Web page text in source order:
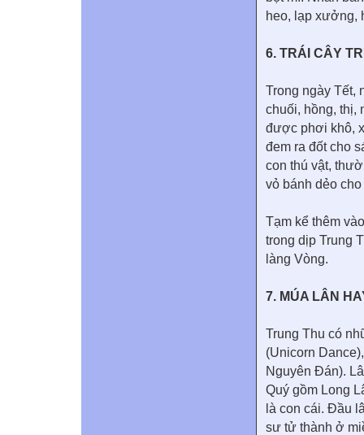
heo, lạp xưởng,
6. TRÁI CÂY
Trong ngày Tết,
chuối, hồng, thị,
được phơi khô,
đem ra đốt cho
con thú vật,
vỏ bánh dẻo
Tạm kể thêm
trong dịp Trung
làng Vòng.
7. MÚA LÂN
Trung Thu có
(Unicorn
Nguyên Đán).
Quý gồm Long
là con cái. Đầu
sư tử thành ở